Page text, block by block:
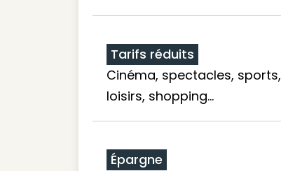
Tarifs réduits
Cinéma, spectacles, sports,
loisirs, shopping...
Épargne